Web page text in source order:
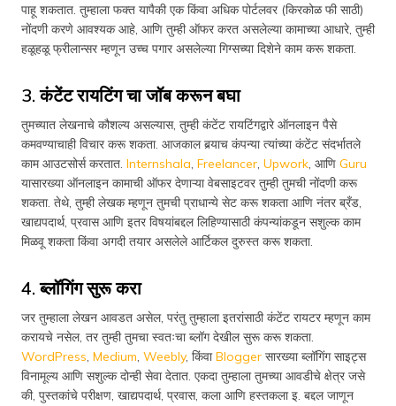
पाहू शकतात. तुम्हाला फक्त यापैकी एक किंवा अधिक पोर्टलवर (किरकोळ फी साठी)
नोंदणी करणे आवश्यक आहे, आणि तुम्ही ऑफर करत असलेल्या कामाच्या आधारे, तुम्ही
हळूहळू फ्रीलान्सर म्हणून उच्च पगार असलेल्या गिग्सच्या दिशेने काम करू शकता.
3. कंटेंट रायटिंग चा जॉब करून बघा
तुमच्यात लेखनाचे कौशल्य असल्यास, तुम्‍ही कंटेंट रायटिंगद्वारे ऑनलाइन पैसे
कमवण्‍याचाही विचार करू शकता. आजकाल बर्‍याच कंपन्या त्यांच्या कंटेंट संदर्भातले
काम आउटसोर्स करतात. Internshala, Freelancer, Upwork, आणि Guru
यासारख्या ऑनलाइन कामाची ऑफर देणाऱ्या वेबसाइटवर तुम्ही तुमची नोंदणी करू
शकता. तेथे, तुम्ही लेखक म्हणून तुमची प्राधान्ये सेट करू शकता आणि नंतर ब्रँड,
खाद्यपदार्थ, प्रवास आणि इतर विषयांबद्दल लिहिण्यासाठी कंपन्यांकडून सशुल्क काम
मिळवू शकता किंवा अगदी तयार असलेले आर्टिकल दुरुस्त करू शकता.
4. ब्लॉगिंग सुरू करा
जर तुम्हाला लेखन आवडत असेल, परंतु तुम्हाला इतरांसाठी कंटेंट रायटर म्हणून काम
करायचे नसेल, तर तुम्ही तुमचा स्वतःचा ब्लॉग देखील सुरू करू शकता.
WordPress, Medium, Weebly, किंवाBlogger सारख्या ब्लॉगिंग साइट्स
विनामूल्य आणि सशुल्क दोन्ही सेवा देतात. एकदा तुम्हाला तुमच्या आवडीचे क्षेत्र जसे
की, पुस्तकांचे परीक्षण, खाद्यपदार्थ, प्रवास, कला आणि हस्तकला इ. बद्दल जाणून